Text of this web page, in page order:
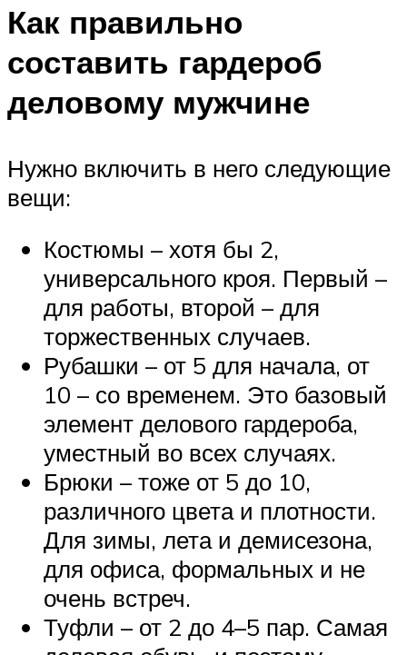
Как правильно
составить гардероб
деловому мужчине
Нужно включить в него следующие
вещи:
Костюмы – хотя бы 2,
универсального кроя. Первый –
для работы, второй – для
торжественных случаев.
Рубашки – от 5 для начала, от
10 – со временем. Это базовый
элемент делового гардероба,
уместный во всех случаях.
Брюки – тоже от 5 до 10,
различного цвета и плотности.
Для зимы, лета и демисезона,
для офиса, формальных и не
очень встреч.
Туфли – от 2 до 4–5 пар. Самая